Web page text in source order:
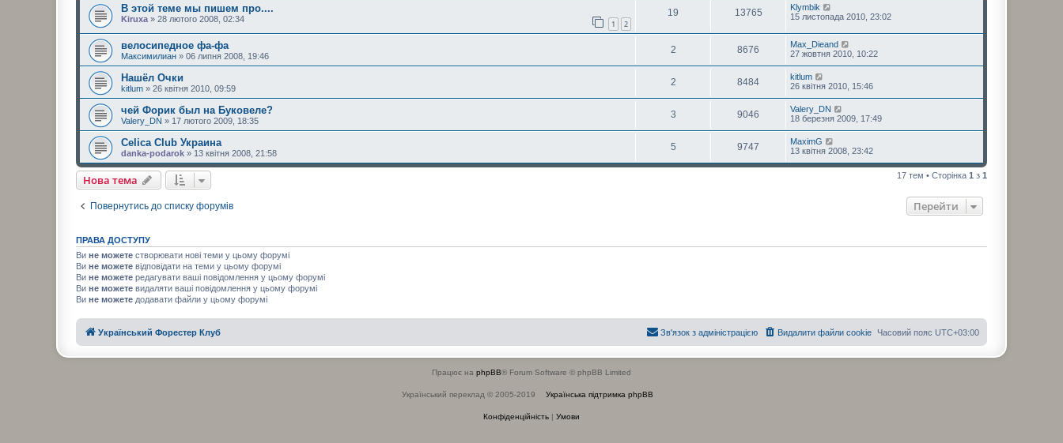
В этой теме мы пишем про....
Kiruxa » 28 лютого 2008, 02:34 1 2
19 13765
Klymbik
15 листопада 2010, 23:02
велосипедное фа-фа
Максимилиан » 06 липня 2008, 19:46
2 8676
Max_Dieand
27 жовтня 2010, 10:22
Нашёл Очки
kitlum » 26 квітня 2010, 09:59
2 8484
kitlum
26 квітня 2010, 15:46
чей Форик был на Буковеле?
Valery_DN » 17 лютого 2009, 18:35
3 9046
Valery_DN
18 березня 2009, 17:49
Celica Club Украина
danka-podarok » 13 квітня 2008, 21:58
5 9747
MaximG
13 квітня 2008, 23:42
Нова тема 17 тем • Сторінка 1 з 1
Повернутись до списку форумів Перейти
ПРАВА ДОСТУПУ
Ви не можете створювати нові теми у цьому форумі
Ви не можете відповідати на теми у цьому форумі
Ви не можете редагувати ваші повідомлення у цьому форумі
Ви не можете видаляти ваші повідомлення у цьому форумі
Ви не можете додавати файли у цьому форумі
Український Форестер Клуб Часовий пояс UTC+03:00
Видалити файли cookie
Зв'язок з адміністрацією
Працює на phpBB® Forum Software © phpBB Limited
Український переклад © 2005-2019 Українська підтримка phpBB
Конфіденційність | Умови